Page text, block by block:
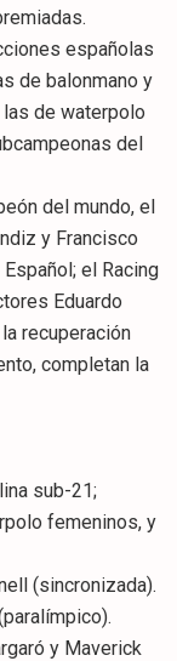
españolas
de balonmano y
las de waterpolo
del
del mundo, el
y Francisco
el Racing
Eduardo
recuperación
completan la
sub-21;
femeninos, y
(sincronizada).
y Maverick